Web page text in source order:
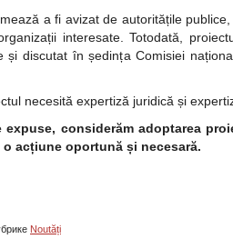
a fi avizat de autoritățile
interesate. Totodată,
și discutat în ședința Comisiei
necesită expertiză juridică și
expuse, considerăm adoptarea
acțiune oportună și necesară.
Noutăți